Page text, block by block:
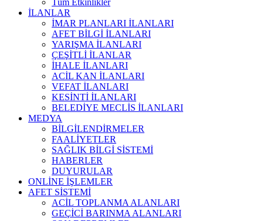
Tüm Etkinlikler
İLANLAR
İMAR PLANLARI İLANLARI
AFET BİLGİ İLANLARI
YARIŞMA İLANLARI
ÇEŞİTLİ İLANLAR
İHALE İLANLARI
ACİL KAN İLANLARI
VEFAT İLANLARI
KESİNTİ İLANLARI
BELEDİYE MECLİS İLANLARI
MEDYA
BİLGİLENDİRMELER
FAALİYETLER
SAĞLIK BİLGİ SİSTEMİ
HABERLER
DUYURULAR
ONLİNE İŞLEMLER
AFET SİSTEMİ
ACİL TOPLANMA ALANLARI
GEÇİCİ BARINMA ALANLARI